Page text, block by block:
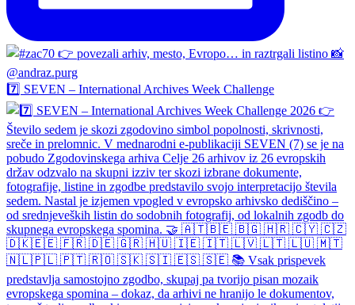
7️⃣ SEVEN – International Archives Week Challenge